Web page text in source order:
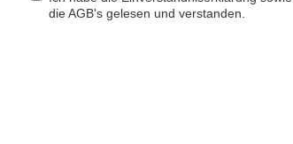
die AGB's gelesen und verstanden.